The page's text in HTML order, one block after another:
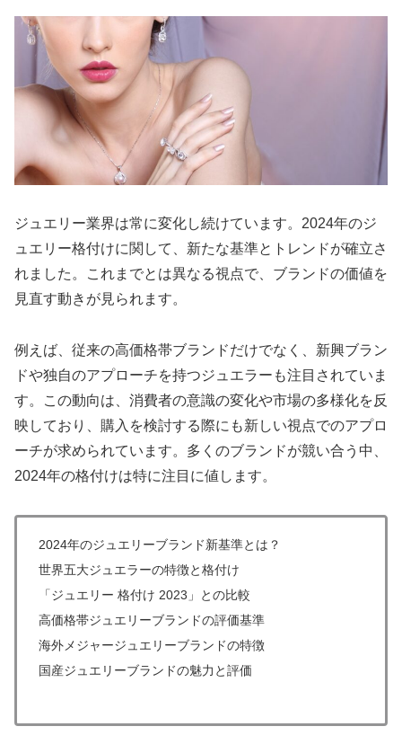
ジュエリー業界は常に変化し続けています。2024年のジ
ュエリー格付けに関して、新たな基準とトレンドが確立さ
れました。これまでとは異なる視点で、ブランドの価値を
見直す動きが見られます。
例えば、従来の高価格帯ブランドだけでなく、新興ブラン
ドや独自のアプローチを持つジュエラーも注目されていま
す。この動向は、消費者の意識の変化や市場の多様化を反
映しており、購入を検討する際にも新しい視点でのアプロ
ーチが求められています。多くのブランドが競い合う中、
2024年の格付けは特に注目に値します。
2024年のジュエリーブランド新基準とは？
世界五大ジュエラーの特徴と格付け
「ジュエリー 格付け 2023」との比較
高価格帯ジュエリーブランドの評価基準
海外メジャージュエリーブランドの特徴
国産ジュエリーブランドの魅力と評価